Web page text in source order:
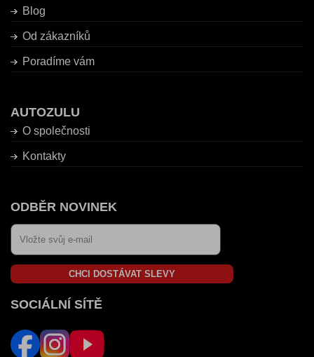
Blog
Od zákazníků
Poradíme vám
AUTOZULU
O společnosti
Kontakty
ODBĚR NOVINEK
CHCI DOSTÁVAT SLEVY
SOCIÁLNÍ SÍTĚ